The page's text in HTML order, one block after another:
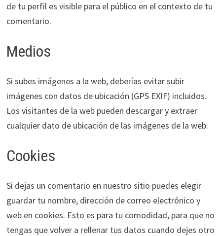
de tu perfil es visible para el público en el contexto de tu
comentario.
Medios
Si subes imágenes a la web, deberías evitar subir
imágenes con datos de ubicación (GPS EXIF) incluidos.
Los visitantes de la web pueden descargar y extraer
cualquier dato de ubicación de las imágenes de la web.
Cookies
Si dejas un comentario en nuestro sitio puedes elegir
guardar tu nombre, dirección de correo electrónico y
web en cookies. Esto es para tu comodidad, para que no
tengas que volver a rellenar tus datos cuando dejes otro